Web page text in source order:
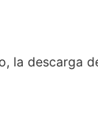
la descarga